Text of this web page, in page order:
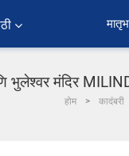
मंदिर MILIND
होम कादंबरी